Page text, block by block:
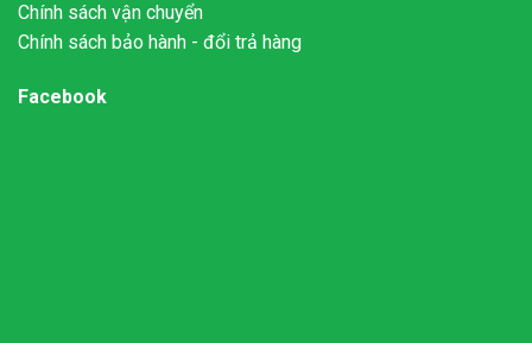
Chính sách vận chuyển
Chính sách bảo hành - đổi trả hàng
Facebook